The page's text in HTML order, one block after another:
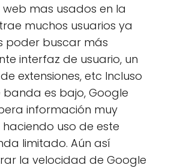
mas usados en la
muchos usuarios ya
poder buscar más
interfaz de usuario, un
extensiones, etc Incluso
banda es bajo, Google
información muy
uso de este
limitado. Aún así
la velocidad de Google